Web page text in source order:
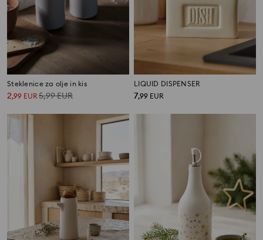
Steklenice za olje in kis
2,99 EUR5,99EUR
LIQUID DISPENSER
7,99 EUR